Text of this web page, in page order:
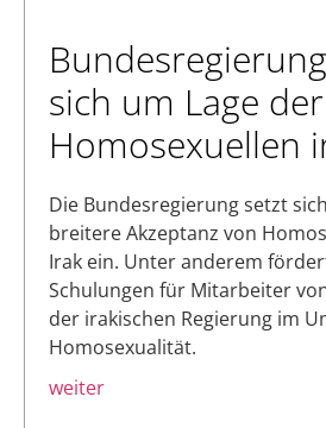
sich um Lage der
Homosexuellen
Die Bundesregierung setzt
breitere Akzeptanz von
Irak ein. Unter anderem
Schulungen für Mitarbeiter
der irakischen Regierung im
Homosexualität.
weiter